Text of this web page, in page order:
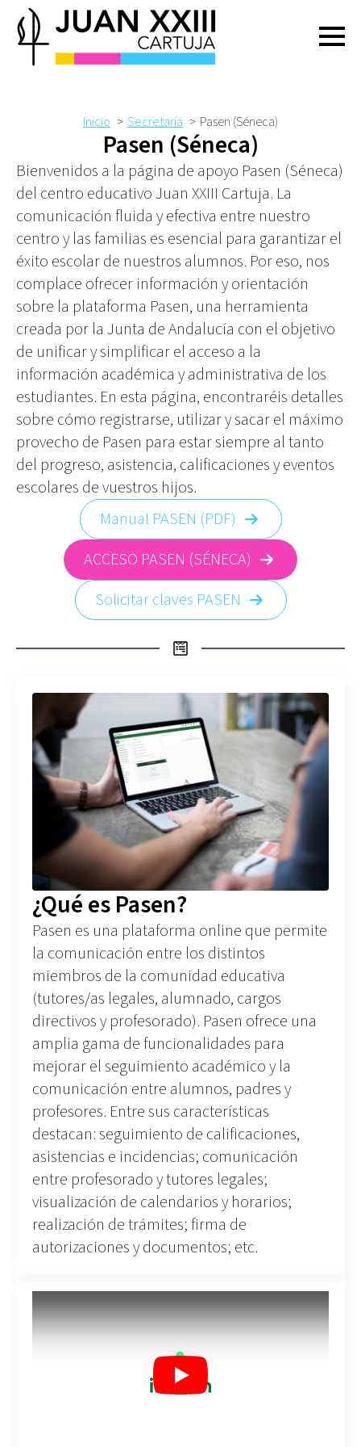
Inicio Secretaría Pasen (Séneca)
Pasen (Séneca)
Bienvenidos a la página de apoyo Pasen (Séneca)
del centro educativo Juan XXIII Cartuja. La
comunicación fluida y efectiva entre nuestro
centro y las familias es esencial para garantizar el
éxito escolar de nuestros alumnos. Por eso, nos
complace ofrecer información y orientación
sobre la plataforma Pasen, una herramienta
creada por la Junta de Andalucía con el objetivo
de unificar y simplificar el acceso a la
información académica y administrativa de los
estudiantes. En esta página, encontraréis detalles
sobre cómo registrarse, utilizar y sacar el máximo
provecho de Pasen para estar siempre al tanto
del progreso, asistencia, calificaciones y eventos
escolares de vuestros hijos.
Manual PASEN (PDF)
ACCESO PASEN (SÉNECA)
Solicitar claves PASEN
¿Qué es Pasen?
Pasen es una plataforma online que permite
la comunicación entre los distintos
miembros de la comunidad educativa
(tutores/as legales, alumnado, cargos
directivos y profesorado). Pasen ofrece una
amplia gama de funcionalidades para
mejorar el seguimiento académico y la
comunicación entre alumnos, padres y
profesores. Entre sus características
destacan: seguimiento de calificaciones,
asistencias e incidencias; comunicación
entre profesorado y tutores legales;
visualización de calendarios y horarios;
realización de trámites; firma de
autorizaciones y documentos; etc.
Play